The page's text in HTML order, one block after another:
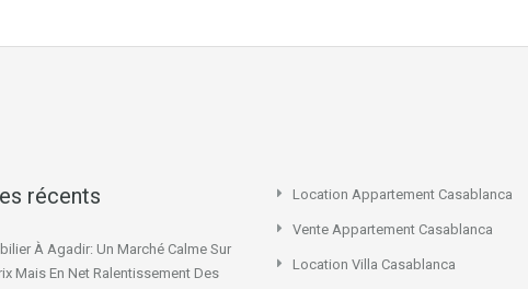
récents
À Agadir: Un Marché Calme Sur
Mais En Net Ralentissement Des
Location Appartement Casablanca
Vente Appartement Casablanca
Location Villa Casablanca